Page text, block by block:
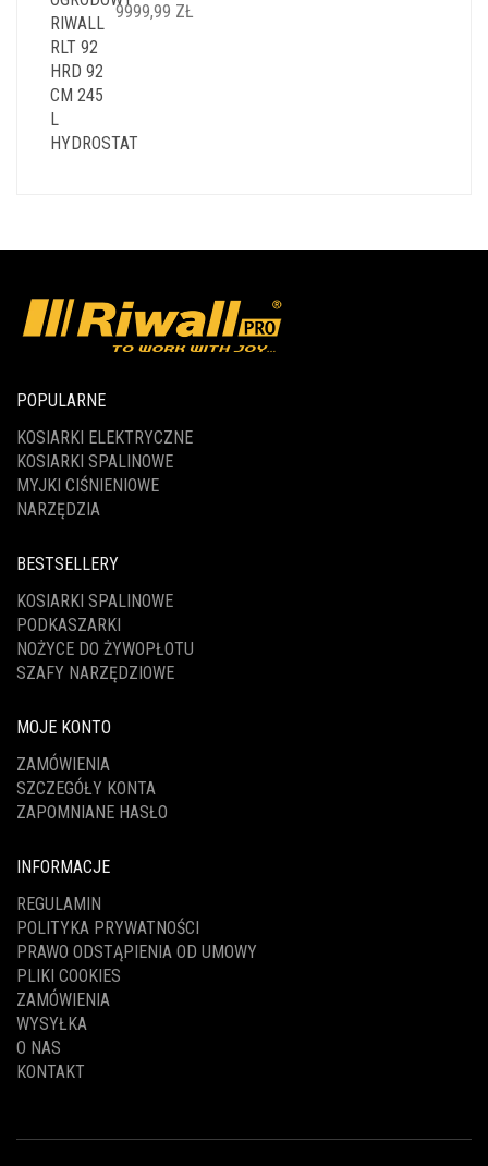
9999,99 ZŁ
POPULARNE
KOSIARKI ELEKTRYCZNE
KOSIARKI SPALINOWE
MYJKI CIŚNIENIOWE
NARZĘDZIA
BESTSELLERY
KOSIARKI SPALINOWE
PODKASZARKI
NOŻYCE DO ŻYWOPŁOTU
SZAFY NARZĘDZIOWE
MOJE KONTO
ZAMÓWIENIA
SZCZEGÓŁY KONTA
ZAPOMNIANE HASŁO
INFORMACJE
REGULAMIN
POLITYKA PRYWATNOŚCI
PRAWO ODSTĄPIENIA OD UMOWY
PLIKI COOKIES
ZAMÓWIENIA
WYSYŁKA
O NAS
KONTAKT